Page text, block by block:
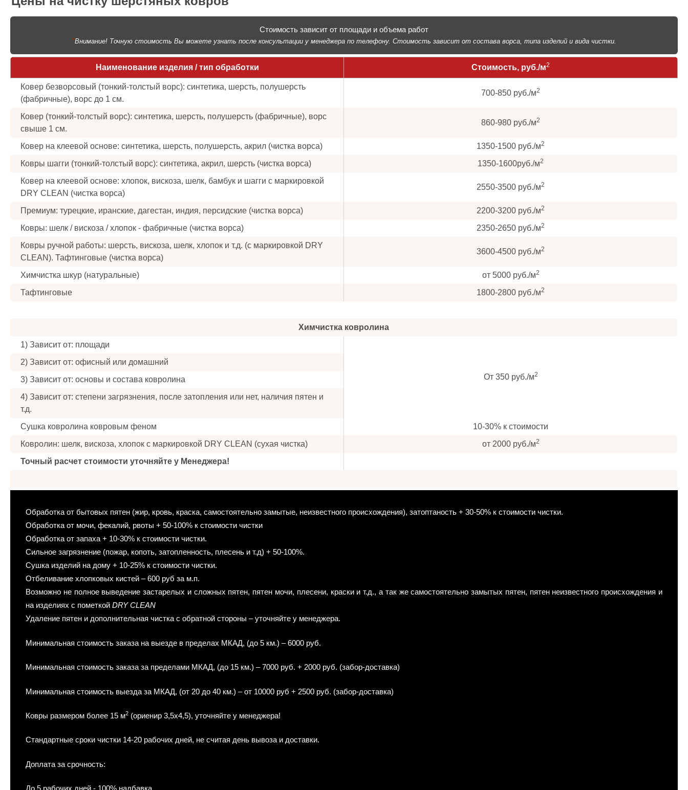
Стоимость зависит от площади и объема работ
*Внимание! Точную стоимость Вы можете узнать после консультации у менеджера по телефону. Стоимость зависит от состава ворса, типа изделий и вида чистки.
Наименование изделия / тип обработки Стоимость, руб./м2
Ковер безворсовый (тонкий-толстый ворс): синтетика, шерсть, полушерсть
(фабричные), ворс до 1 см.
700-850 руб./м2
Ковер (тонкий-толстый ворс): синтетика, шерсть, полушерсть (фабричные), ворс
cвыше 1 см.
860-980 руб./м2
Ковер на клеевой основе: синтетика, шерсть, полушерсть, акрил (чистка ворса) 1350-1500 руб./м2
Ковры шагги (тонкий-толстый ворс): синтетика, акрил, шерсть (чистка ворса) 1350-1600руб./м2
Ковер на клеевой основе: хлопок, вискоза, шелк, бамбук и шагги с маркировкой
DRY CLEAN (чистка ворса)
2550-3500 руб./м2
Премиум: турецкие, иранские, дагестан, индия, персидские (чистка ворса) 2200-3200 руб./м2
Ковры: шелк / вискоза / хлопок - фабричные (чистка ворса) 2350-2650 руб./м2
Ковры ручной работы: шерсть, вискоза, шелк, хлопок и т.д. (с маркировкой DRY
CLEAN). Тафтинговые (чистка ворса)
3600-4500 руб./м2
Химчистка шкур (натуральные) от 5000 руб./м2
Тафтинговые 1800-2800 руб./м2
Химчистка ковролина
1) Зависит от: площади
От 350 руб./м2
2) Зависит от: офисный или домашний
3) Зависит от: основы и состава ковролина
4) Зависит от: степени загрязнения, после затопления или нет, наличия пятен и
т.д.
Сушка ковролина ковровым феном
10-30% к стоимости
Ковролин: шелк, вискоза, хлопок с маркировкой DRY CLEAN (сухая чистка)
от 2000 руб./м2
Точный расчет стоимости уточняйте у Менеджера!
Обработка от бытовых пятен (жир, кровь, краска, самостоятельно замытые, неизвестного происхождения), затоптаность + 30-50% к стоимости чистки.
Обработка от мочи, фекалий, рвоты + 50-100% к стоимости чистки
Обработка от запаха + 10-30% к стоимости чистки.
Сильное загрязнение (пожар, копоть, затопленность, плесень и т.д) + 50-100%.
Сушка изделий на дому + 10-25% к стоимости чистки.
Отбеливание хлопковых кистей – 600 руб за м.п.
Возможно не полное выведение застарелых и сложных пятен, пятен мочи, плесени, краски и т.д., а так же самостоятельно замытых пятен, пятен неизвестного происхождения и
на изделиях с пометкой DRY CLEAN
Удаление пятен и дополнительная чистка с обратной стороны – уточняйте у менеджера.
Минимальная стоимость заказа на выезде в пределах МКАД, (до 5 км.) – 6000 руб.
Минимальная стоимость заказа за пределами МКАД, (до 15 км.) – 7000 руб. + 2000 руб. (забор-доставка)
Минимальная стоимость выезда за МКАД, (от 20 до 40 км.) – от 10000 руб + 2500 руб. (забор-доставка)
Ковры размером более 15 м2 (ориенир 3,5x4,5), уточняйте у менеджера!
Стандартные сроки чистки 14-20 рабочих дней, не считая день вывоза и доставки.
Доплата за срочность: